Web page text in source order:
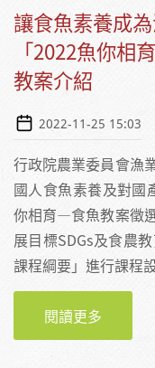
讓食魚素養成
「2022魚你相
教案介紹
2022-11-25 15:03
行政院農業委員會漁
國人食魚素養及對國
你相育—食魚教案徵
展目標SDGs及食農
課程綱要」進行課程
閱讀更多
「